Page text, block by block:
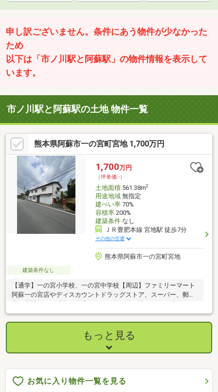
申し訳ございません。条件にあう物件が少なかった
ため
以下は「市ノ川駅と阿蘇駅」の物件情報を表示して
います。
市ノ川駅と阿蘇駅の土地 物件一覧
熊本県阿蘇市一の宮町宮地 1,700万円
1,700万円
（坪単価:-）
土地面積561.38m2
用途地域無指定
建ぺい率70%
容積率200%
建築条件なし
ＪＲ豊肥本線 宮地駅 徒歩7分
その他の交通
熊本県阿蘇市一の宮町宮地
建築条件なし
【通学】一の宮小学校、一の宮中学校【周辺】ファミリーマート
阿蘇一の宮店やディスカウントドラッグストア、スーパー、郵便
す。
もっと見る
お気に入り物件一覧を見る